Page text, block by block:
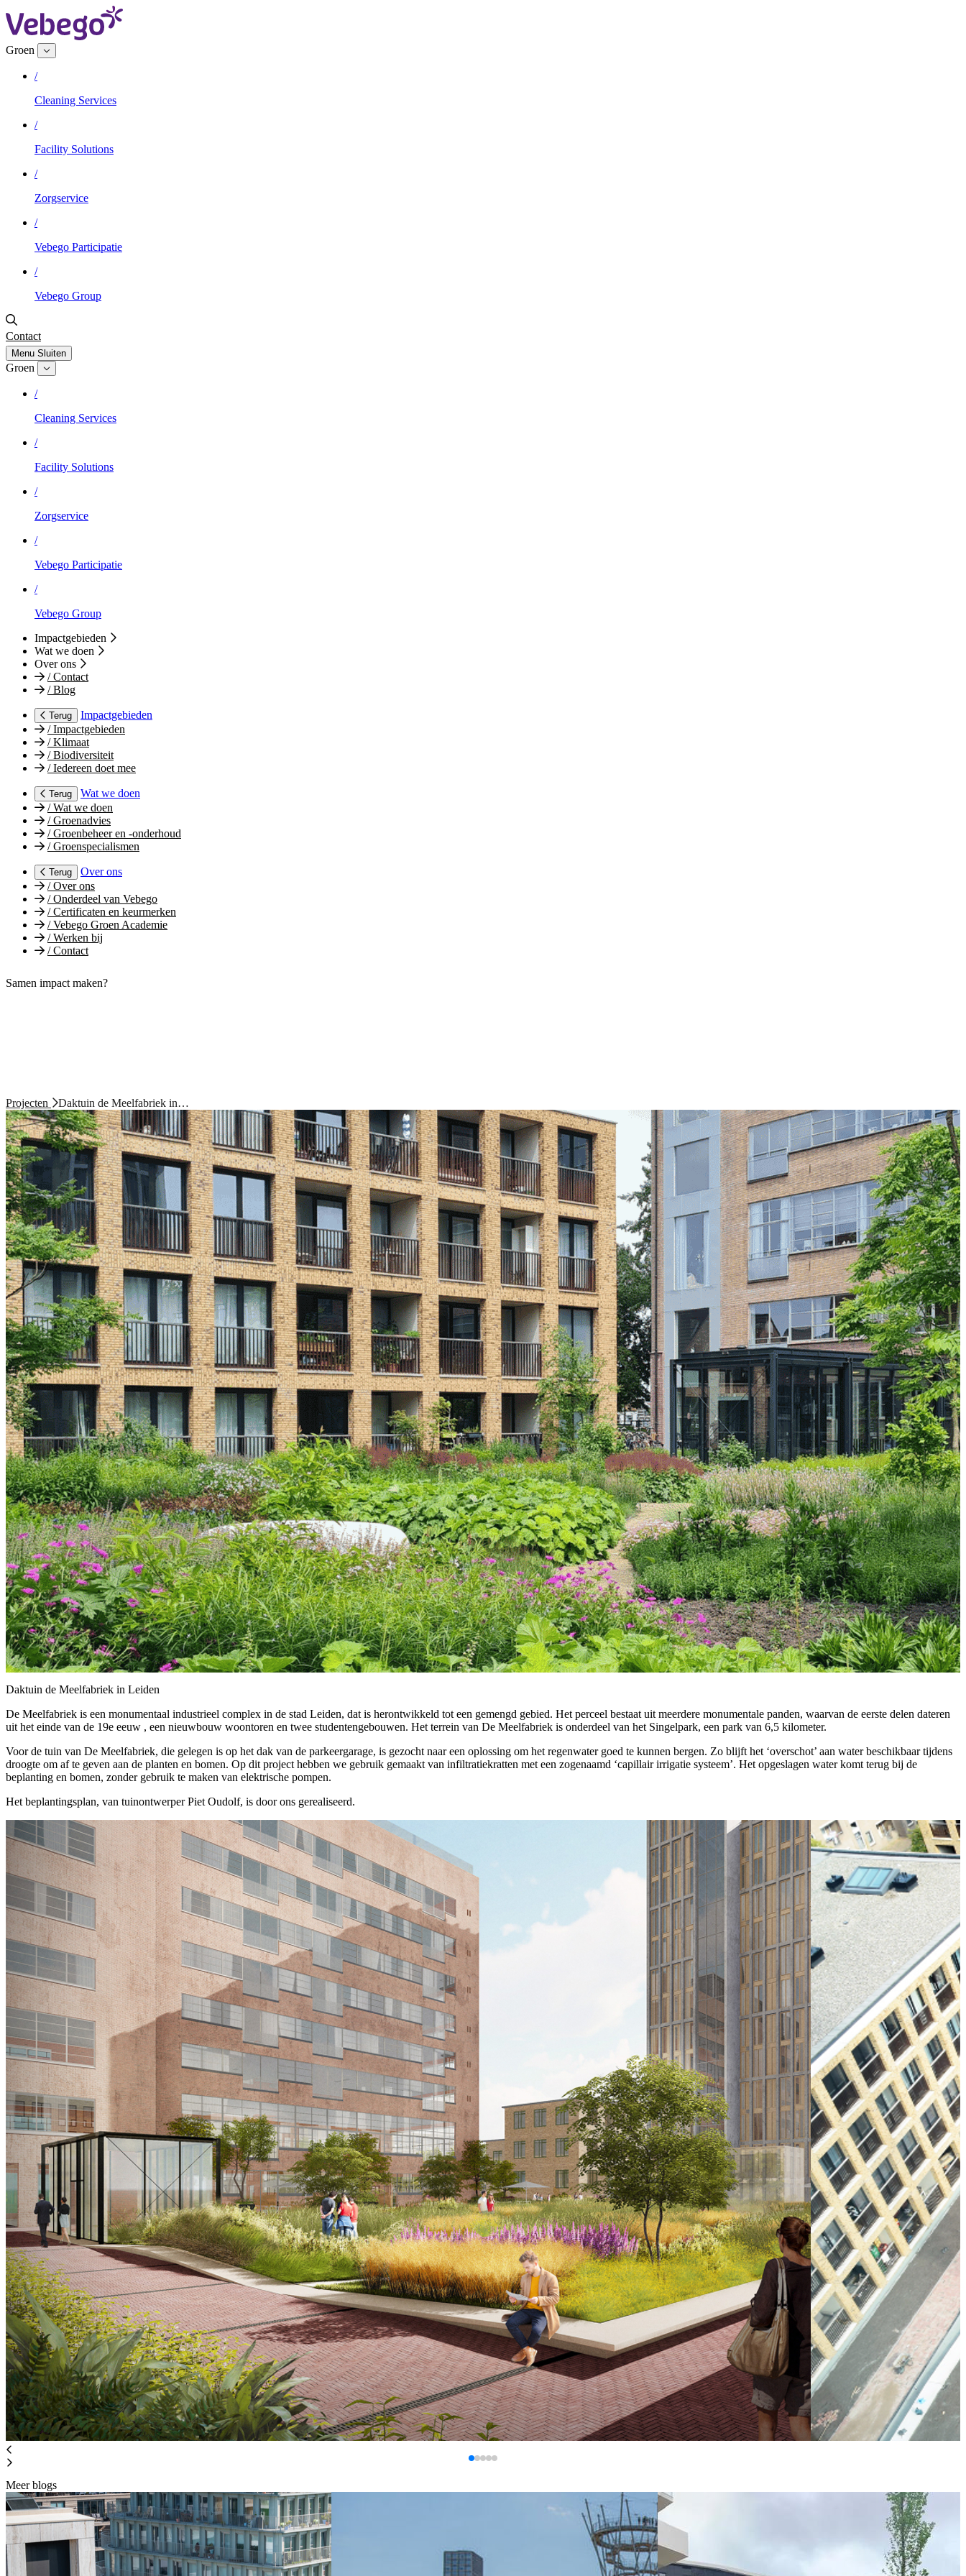
Groen
/
Cleaning Services
/
Facility Solutions
/
Zorgservice
/
Vebego Participatie
/
Vebego Group
Contact
Menu Sluiten
Groen
/
Cleaning Services
/
Facility Solutions
/
Zorgservice
/
Vebego Participatie
/
Vebego Group
Impactgebieden
Wat we doen
Over ons
/Contact
/Blog
Terug
Impactgebieden
/Impactgebieden
/Klimaat
/Biodiversiteit
/Iedereen doet mee
Terug
Wat we doen
/Wat we doen
/Groenadvies
/Groenbeheer en -onderhoud
/Groenspecialismen
Terug
Over ons
/Over ons
/Onderdeel van Vebego
/Certificaten en keurmerken
/Vebego Groen Academie
/Werken bij
/Contact
Samen impact maken?
Projecten Daktuin de Meelfabriek in…
Daktuin de Meelfabriek in Leiden
De Meelfabriek is een monumentaal industrieel complex in de stad Leiden, dat is herontwikkeld tot een gemengd gebied. Het perceel bestaat uit meerdere monumentale panden, waarvan de eerste delen dateren
uit het einde van de 19e eeuw , een nieuwbouw woontoren en twee studentengebouwen. Het terrein van De Meelfabriek is onderdeel van het Singelpark, een park van 6,5 kilometer.
Voor de tuin van De Meelfabriek, die gelegen is op het dak van de parkeergarage, is gezocht naar een oplossing om het regenwater goed te kunnen bergen. Zo blijft het ‘overschot’ aan water beschikbaar tijdens
droogte om af te geven aan de planten en bomen. Op dit project hebben we gebruik gemaakt van infiltratiekratten met een zogenaamd ‘capillair irrigatie systeem’. Het opgeslagen water komt terug bij de
beplanting en bomen, zonder gebruik te maken van elektrische pompen.
Het beplantingsplan, van tuinontwerper Piet Oudolf, is door ons gerealiseerd.
Meer blogs